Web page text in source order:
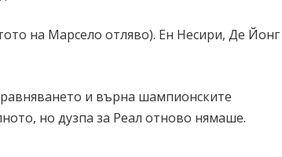
на Марсело отляво). Ен Несири, Де Йонг
и върна шампионските
но дузпа за Реал отново нямаше.